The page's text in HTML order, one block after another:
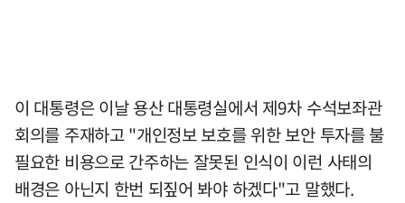
이 대통령은 이날 용산 대통령실에서 제9차 수석보좌관
회의를 주재하고 "개인정보 보호를 위한 보안 투자를 불
필요한 비용으로 간주하는 잘못된 인식이 이런 사태의
배경은 아닌지 한번 되짚어 봐야 하겠다"고 말했다.